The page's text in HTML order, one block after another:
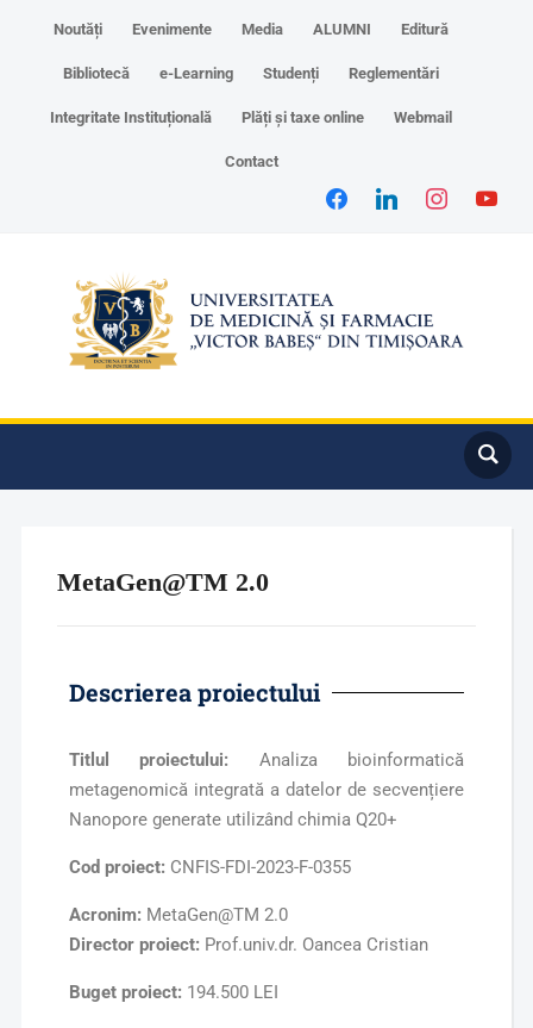
Noutăți Evenimente Media ALUMNI Editură
Bibliotecă e-Learning Studenți Reglementări
Integritate Instituțională Plăți și taxe online Webmail
Contact
MetaGen@TM 2.0
Descrierea proiectului
Titlul proiectului: Analiza bioinformatică
metagenomică integrată a datelor de secvențiere
Nanopore generate utilizând chimia Q20+
Cod proiect: CNFIS-FDI-2023-F-0355
Acronim: MetaGen@TM 2.0
Director proiect: Prof.univ.dr. Oancea Cristian
Buget proiect: 194.500 LEI